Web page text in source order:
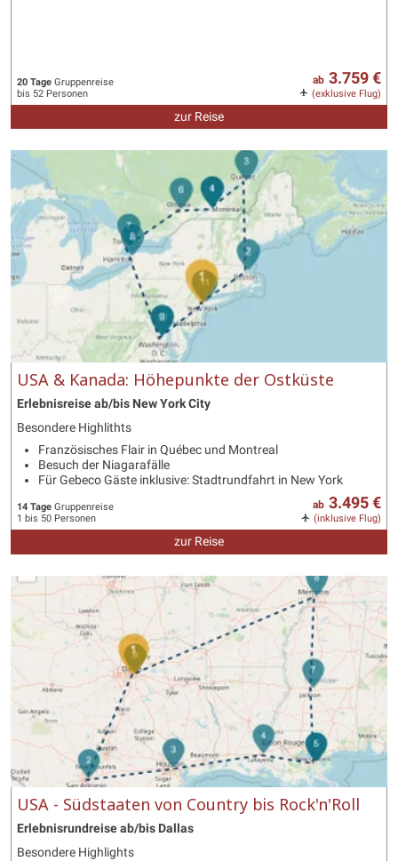
20 Tage Gruppenreise
bis 52 Personen
ab 3.759 €
(exklusive Flug)
zur Reise
USA & Kanada: Höhepunkte der Ostküste
Erlebnisreise ab/bis New York City
Besondere Highlithts
Französisches Flair in Québec und Montreal
Besuch der Niagarafälle
Für Gebeco Gäste inklusive: Stadtrundfahrt in New York
14 Tage Gruppenreise
1 bis 50 Personen
ab 3.495 €
(inklusive Flug)
zur Reise
USA - Südstaaten von Country bis Rock'n'Roll
Erlebnisrundreise ab/bis Dallas
Besondere Highlights